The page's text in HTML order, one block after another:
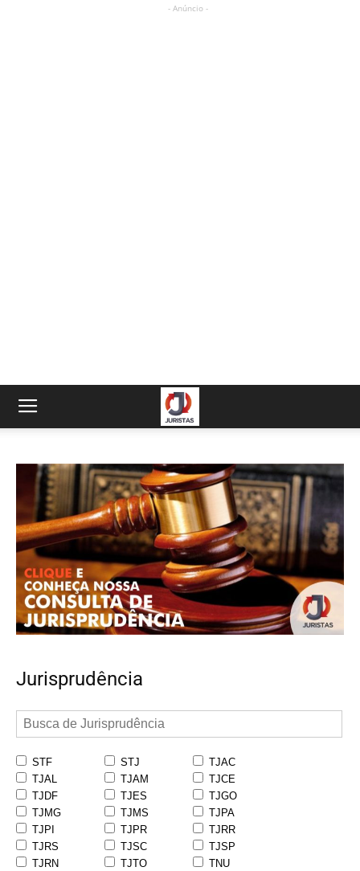
- Anúncio -
Jurisprudência
STF STJ
TJAC
TJAL
TJAM
TJCE
TJDF
TJES
TJGO
TJMG
TJMS
TJPA
TJPI
TJPR
TJRR
TJRS
TJSC
TJSP
TJRN
TJTO
TNU